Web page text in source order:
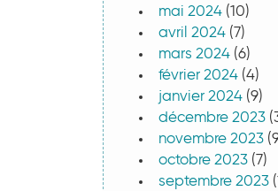
mai 2024 (10)
avril 2024 (7)
mars 2024 (6)
février 2024 (4)
janvier 2024 (9)
décembre 2023
novembre 2023
octobre 2023 (7)
septembre 2023